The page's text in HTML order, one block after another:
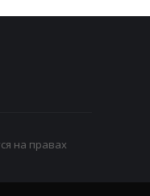
на правах